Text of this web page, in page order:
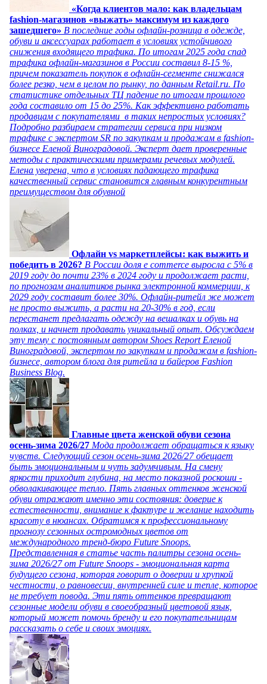
«Когда клиентов мало: как владельцам
fashion-магазинов «выжать» максимум из каждого
зашедшего» В последние годы офлайн-розница в одежде,
обуви и аксессуарах работает в условиях устойчивого
снижения входящего трафика. По итогам 2025 года спад
трафика офлайн-магазинов в России составил 8-15 %,
причем показатель покупок в офлайн-сегменте снижался
более резко, чем в целом по рынку, по данным Retail.ru. По
статистике отдельных ТЦ падение по итогам прошлого
года составило от 15 до 25%. Как эффективно работать
продавцам с покупателями в таких непростых условиях?
Подробно разбираем стратегии сервиса при низком
трафике с экспертом SR по закупкам и продажам в fashion-
бизнесе Еленой Виноградовой. Эксперт дает проверенные
методы с практическими примерами речевых модулей.
Елена уверена, что в условиях падающего трафика
качественный сервис становится главным конкурентным
преимуществом для обувной
Офлайн vs маркетплейсы: как выжить и
победить в 2026? В России доля e commerce выросла с 5% в
2019 году до почти 23% в 2024 году и продолжает расти,
по прогнозам аналитиков рынка электронной коммерции, к
2029 году составит более 30%. Офлайн-ритейл же может
не просто выжить, а расти на 20-30% в год, если
перестанет предлагать одежду на вешалках и обувь на
полках, и начнет продавать уникальный опыт. Обсуждаем
эту тему с постоянным автором Shoes Report Еленой
Виноградовой, экспертом по закупкам и продажам в fashion-
бизнесе, автором блога для ритейла и байеров Fashion
Business Blog.
Главные цвета женской обуви сезона
осень-зима 2026/27 Мода продолжает обращаться к языку
чувств. Следующий сезон осень-зима 2026/27 обещает
быть эмоциональным и чуть задумчивым. На смену
яркости приходит глубина, на место показной роскоши -
обволакивающее тепло. Пять главных оттенков женской
обуви отражают именно эти состояния: доверие к
естественности, внимание к фактуре и желание находить
красоту в нюансах. Обратимся к профессиональному
прогнозу сезонных остромодных цветов от
международного тренд-бюро Future Snoops.
Представленная в статье часть палитры сезона осень-
зима 2026/27 от Future Snoops - эмоциональная карта
будущего сезона, которая говорит о доверии и хрупкой
честности, о равновесии, внутренней силе и тепле, которое
не требует повода. Эти пять оттенков превращают
сезонные модели обуви в своеобразный цветовой язык,
который может помочь бренду и его покупательницам
рассказать о себе и своих эмоциях.